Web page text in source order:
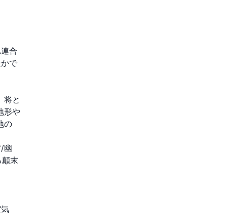
合
で
将と
形や
の
幽
末